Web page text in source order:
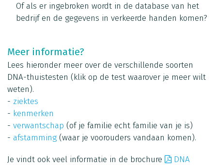
Of als er ingebroken wordt in de database van het
bedrijf en de gegevens in verkeerde handen komen?
Meer informatie?
Lees hieronder meer over de verschillende soorten
DNA-thuistesten (klik op de test waarover je meer wilt
weten).
- ziektes
- kenmerken
- verwantschap (of je familie echt familie van je is)
- afstamming (waar je voorouders vandaan komen).
Je vindt ook veel informatie in de brochure
DNA